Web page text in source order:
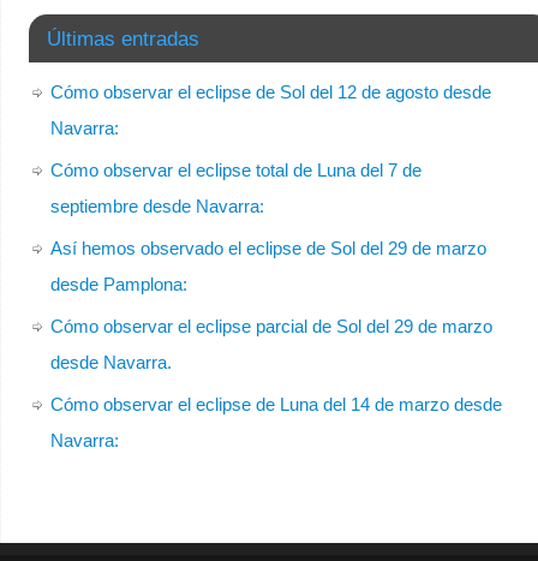
Últimas entradas
Cómo observar el eclipse de Sol del 12 de agosto desde
Navarra:
Cómo observar el eclipse total de Luna del 7 de
septiembre desde Navarra:
Así hemos observado el eclipse de Sol del 29 de marzo
desde Pamplona:
Cómo observar el eclipse parcial de Sol del 29 de marzo
desde Navarra.
Cómo observar el eclipse de Luna del 14 de marzo desde
Navarra: